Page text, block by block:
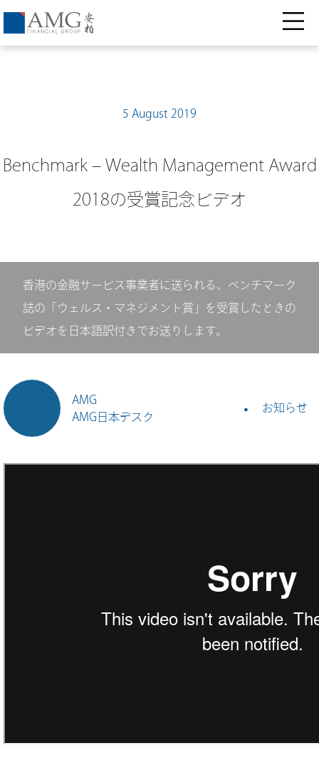
5 August 2019
Benchmark – Wealth Management Award
2018の受賞記念ビデオ
香港の金融サービス事業者に送られる、ベンチマーク
誌の「ウェルス・マネジメント賞」を受賞したときの
ビデオを日本語訳付きでお送りします。
AMG
AMG日本デスク
お知らせ